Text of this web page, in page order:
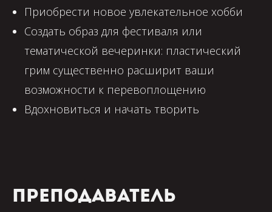
Приобрести новое увлекательное хобби
Создать образ для фестиваля или
тематической вечеринки: пластический
грим существенно расширит ваши
возможности к перевоплощению
Вдохновиться и начать творить
Преподаватель